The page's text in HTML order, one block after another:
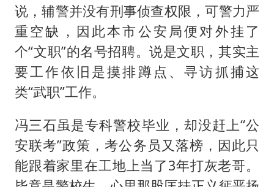
说，辅警并没有刑事侦查权限，可警力严
重空缺，因此本市公安局便对外挂了
个“文职”的名号招聘。说是文职，其实主
要工作依旧是摸排蹲点、寻访抓捕这
类“武职”工作。
冯三石虽是专科警校毕业，却没赶上“公
安联考”政策，考公务员又落榜，因此只
能跟着家里在工地上当了3年打灰老哥。